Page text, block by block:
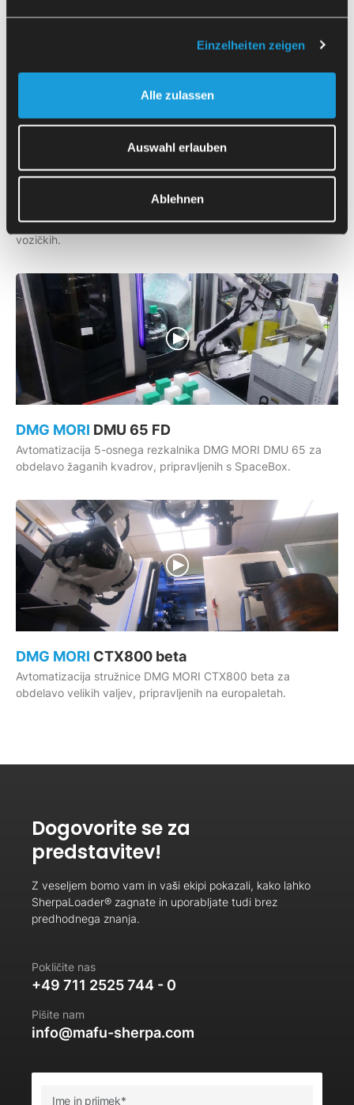
Einzelheiten zeigen
Alle zulassen
Auswahl erlauben
Ablehnen
Večvideoposnetkov
Avtomatizacija struženo-rezkalnega centra MORI SEIKI
NTX2000 za obdelavo ulitkov, pripravljenih na miznih
vozičkih.
DMG MORI DMU 65 FD
Avtomatizacija 5-osnega rezkalnika DMG MORI DMU 65 za
obdelavo žaganih kvadrov, pripravljenih s SpaceBox.
DMG MORI CTX800 beta
Avtomatizacija stružnice DMG MORI CTX800 beta za
obdelavo velikih valjev, pripravljenih na europaletah.
Dogovorite se za
predstavitev!
Z veseljem bomo vam in vaši ekipi pokazali, kako lahko
SherpaLoader® zagnate in uporabljate tudi brez
predhodnega znanja.
Pokličite nas
+49 711 2525 744 - 0
Pišite nam
info@mafu-sherpa.com